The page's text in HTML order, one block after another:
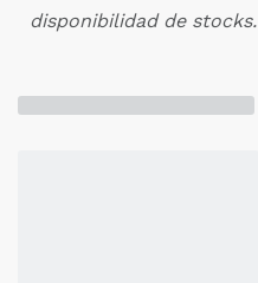
disponibilidad de stocks.